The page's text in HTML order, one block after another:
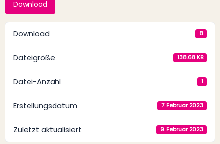
Download
Download 8
Dateigröße 138.68 KB
Datei-Anzahl 1
Erstellungsdatum 7. Februar 2023
Zuletzt aktualisiert 9. Februar 2023